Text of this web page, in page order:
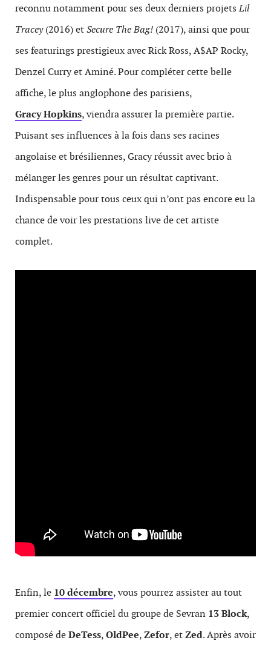
reconnu notamment pour ses deux derniers projetsLil
Tracey(2016) etSecure The Bag! (2017), ainsi que pour
ses featurings prestigieux avec Rick Ross, A$AP Rocky,
Denzel Curry et Aminé. Pour compléter cette belle
affiche, le plus anglophone des parisiens,
Gracy Hopkins, viendra assurer la première partie.
Puisant ses influences à la fois dans ses racines
angolaise et brésiliennes, Gracy réussit avec brio à
mélanger les genres pour un résultat captivant.
Indispensable pour tous ceux qui n’ont pas encore eu la
chance de voir les prestations live de cet artiste
complet.
Enfin, le 10 décembre, vous pourrez assister au tout
premier concert officiel du groupe de Sevran 13 Block,
composé deDeTess,OldPee,Zefor, etZed. Après avoir